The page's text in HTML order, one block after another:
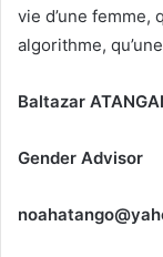
vie d’une femme,
algorithme,
Baltazar
Gender Advisor